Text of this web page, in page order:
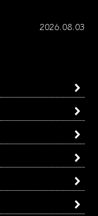
2026.08.03